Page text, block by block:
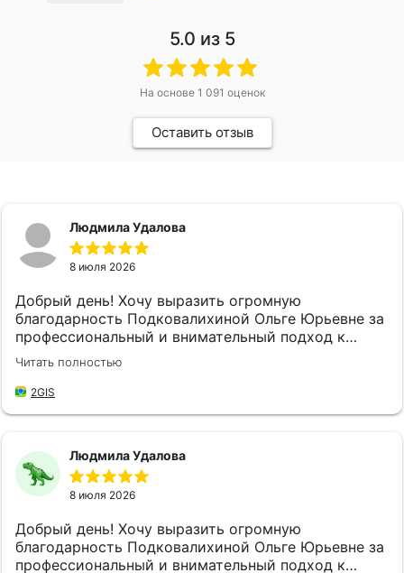
5.0 из 5
На основе 1 091 оценок
Оставить отзыв
Людмила Удалова
8 июля 2026
Добрый день! Хочу выразить огромную
благодарность Подковалихиной Ольге Юрьевне за
профессиональный и внимательный подход к
своей работе, за качественное и быстрое
обслуживание! Не впервые обращаюсь в "
Страховой Дом ДБК", и каждый раз меня приятно
потребности и предложить наилучшие решения,
что значительно упрощает мой процесс
оформления документов и решение возникших
внимательности, я всегда чувствую себя уверенно
и спокойно, зная, что нахожусь в надёжных руках.
Читать полностью
2GIS
Людмила Удалова
8 июля 2026
Добрый день! Хочу выразить огромную
благодарность Подковалихиной Ольге Юрьевне за
профессиональный и внимательный подход к